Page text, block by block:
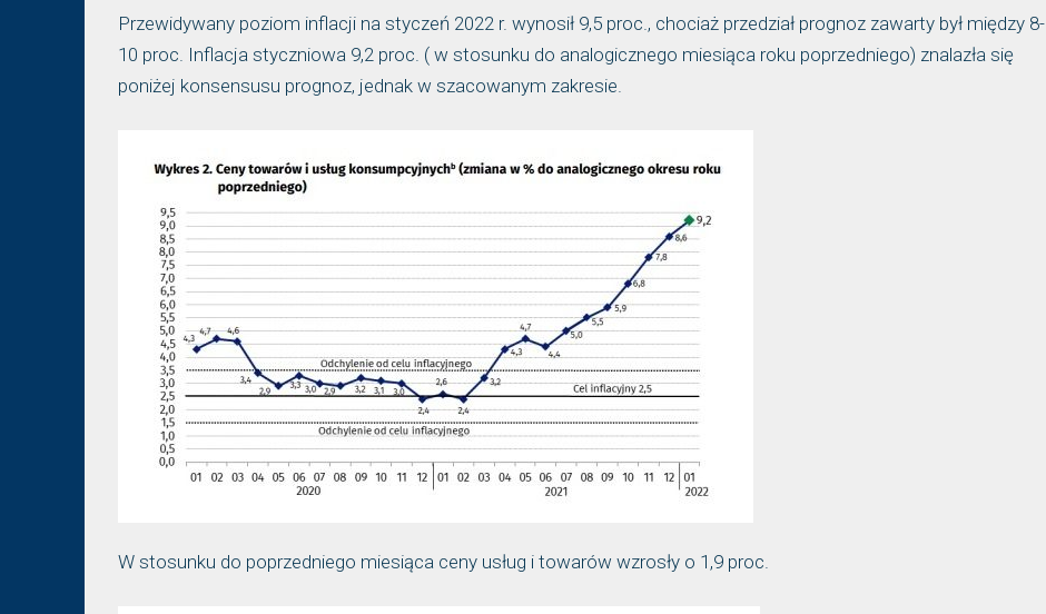
Przewidywany poziom inflacji na styczeń 2022 r. wynosił 9,5 proc., chociaż przedział prognoz zawarty był między 8-
10 proc. Inflacja styczniowa 9,2 proc. ( w stosunku do analogicznego miesiąca roku poprzedniego) znalazła się
poniżej konsensusu prognoz, jednak w szacowanym zakresie.
W stosunku do poprzedniego miesiąca ceny usług i towarów wzrosły o 1,9 proc.